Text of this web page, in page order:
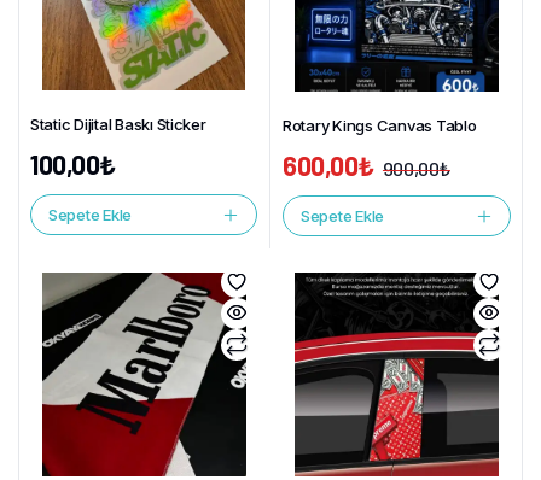
Static Dijital Baskı Sticker
100,00₺
Sepete Ekle
Rotary Kings Canvas Tablo
900,00₺
600,00₺
Sepete Ekle